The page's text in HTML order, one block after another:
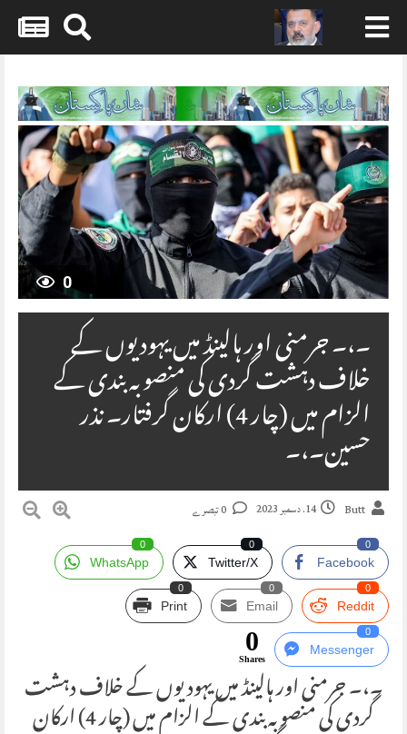
Skip
content
0
۔،۔ جرمنی اور ہالینڈ میں یہودیوں کے
خلاف دہشت گردی کی منصوبہ بندی کے
الزام میں (چار 4) ارکان گرفتار۔ نذر حسین۔،۔
Butt 14. دسمبر 2023
Facebook
0
Twitter/X
0
WhatsApp
0
Reddit
0
Email
0
Print
0
Messenger
0
0
Shares
۔،۔ جرمنی اور ہالینڈ میں یہودیوں کے خلاف دہشت
گردی کی منصوبہ بندی کے الزام میں (چار 4) ارکان